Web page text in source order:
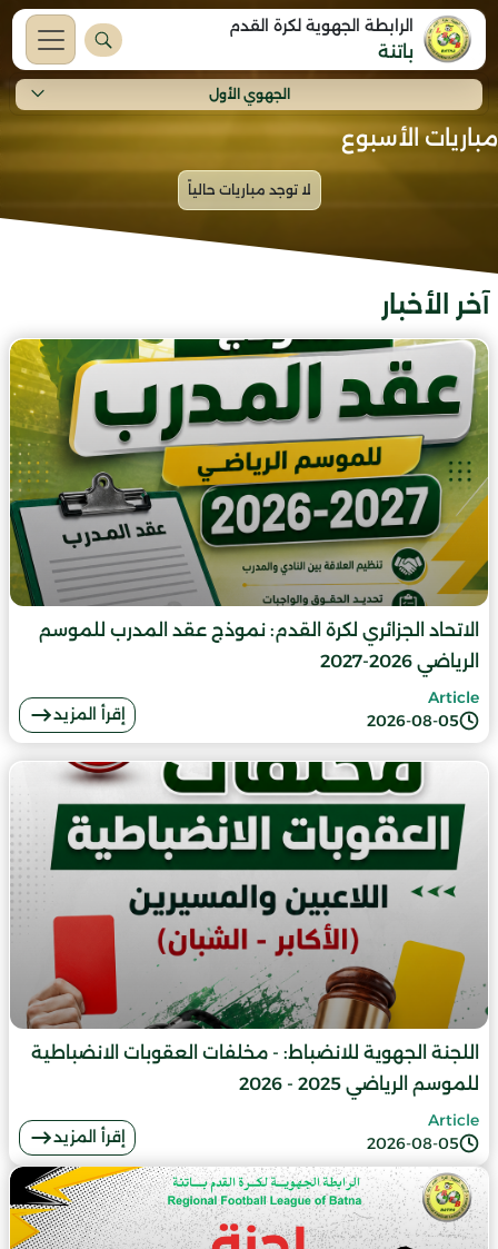
الرابطة الجهوية لكرة القدم
باتنة
الجهوي الأول
مباريات الأسبوع
آخر الأخبار
الاتحاد الجزائري لكرة القدم: نموذج عقد المدرب للموسم
الرياضي 2026-2027
2026-08-05
Article
إقرأ المزيد
اللجنة الجهوية للانضباط: - مخلفات العقوبات الانضباطية
للموسم الرياضي 2025 - 2026
2026-08-05
Article
إقرأ المزيد